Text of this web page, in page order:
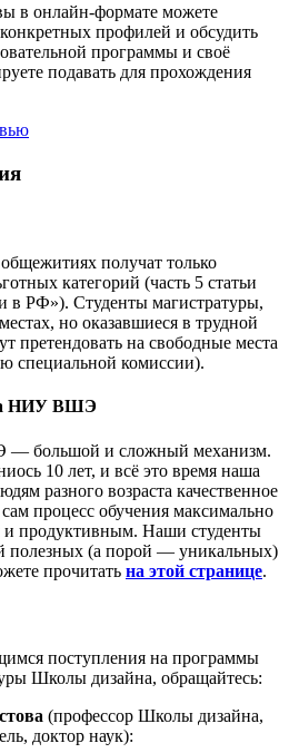
в онлайн-формате можете
профилей и обсудить
программы и своё
подавать для прохождения
получат только
категорий (часть 5 статьи
в РФ»). Студенты магистратуры,
но оказавшиеся в трудной
претендовать на свободные места
специальной комиссии).
НИУ ВШЭ
большой и сложный механизм.
10 лет, и всё это время наша
разного возраста качественное
процесс обучения максимально
продуктивным. Наши студенты
полезных (а порой — уникальных)
прочитать на этой странице.
поступления на программы
Школы дизайна, обращайтесь:
(профессор Школы дизайна,
доктор наук):